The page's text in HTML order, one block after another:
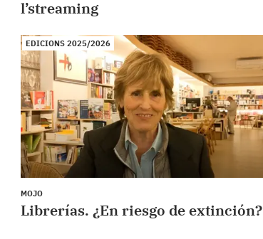
l’streaming
EDICIONS 2025/2026
MOJO
Librerías. ¿En riesgo de extinción?